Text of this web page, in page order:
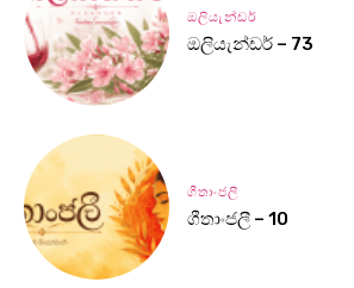
ඔලියැන්ඩර්
ඔලියැන්ඩර් – 73
ගීතාංජලී
ගීතාංජලී – 10